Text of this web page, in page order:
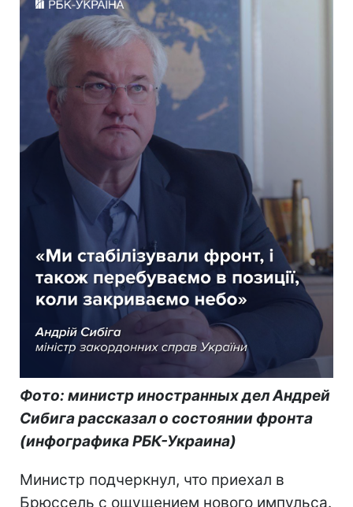
Фото: министр иностранных дел Андрей
Сибига рассказал о состоянии фронта
(инфографика РБК-Украина)
Министр подчеркнул, что приехал в
Брюссель с ощущением нового импульса.